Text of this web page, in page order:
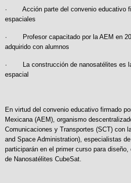
· Acción parte del convenio educativo
espaciales
· Profesor capacitado por la AEM en
adquirido con alumnos
· La construcción de nanosatélites es
espacial
En virtud del convenio educativo firmado
Mexicana (AEM), organismo
Comunicaciones y Transportes (SCT) con
and Space Administration), especialistas
participarán en el primer curso para
de Nanosatélites CubeSat.